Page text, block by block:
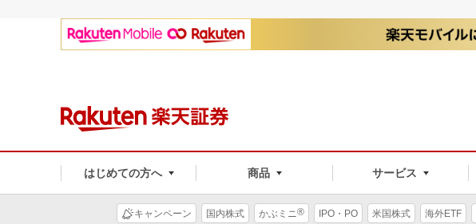
はじめての方へ 商品 サービス
キャンペーン 国内株式 かぶミニ® IPO・PO 米国株式 海外ETF